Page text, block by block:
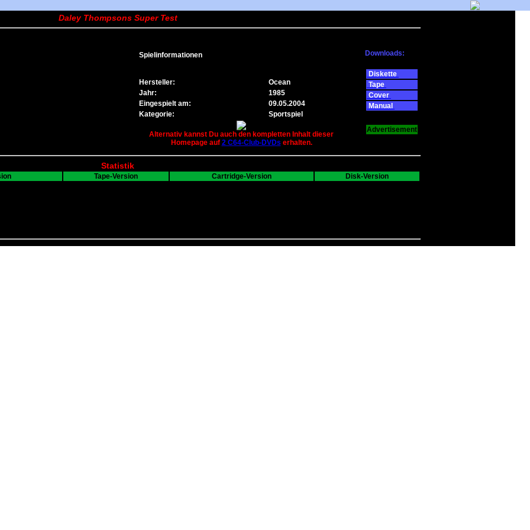
Daley Thompsons Super Test
Spielinformationen
Hersteller:
Ocean
Jahr:
1985
Eingespielt am:
09.05.2004
Kategorie:
Sportspiel
Alternativ kannst Du auch den kompletten Inhalt dieser
Homepage auf 2 C64-Club-DVDs erhalten.
Downloads:
Diskette
Tape
Cover
Manual
Advertisement
Statistik
Tape-Version Cartridge-Version
Disk-Version